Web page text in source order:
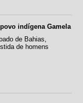
indígena Gamela
de Bahias,
de homens